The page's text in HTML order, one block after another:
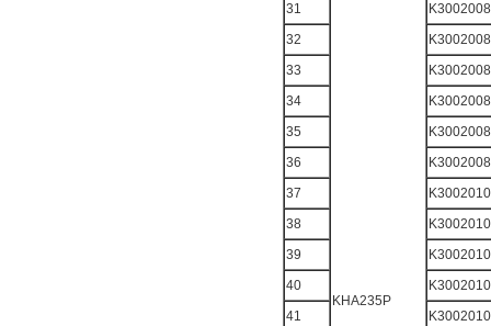
KHA235P
31
32
33
34
35
36
37
38
39
40
41